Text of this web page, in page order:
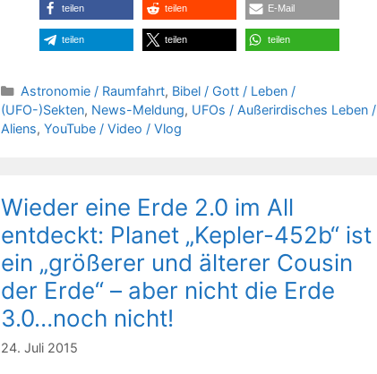
teilen teilen E-Mail
teilen teilen teilen
Kategorien
Astronomie / Raumfahrt, Bibel / Gott / Leben /
(UFO-)Sekten, News-Meldung, UFOs / Außerirdisches Leben /
Aliens, YouTube / Video / Vlog
Wieder eine Erde 2.0 im All
entdeckt: Planet „Kepler-452b“ ist
ein „größerer und älterer Cousin
der Erde“ – aber nicht die Erde
3.0…noch nicht!
24. Juli 2015